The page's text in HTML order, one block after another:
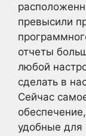
превысили
отчеты
любой
сделать в
Сейчас
удобные для